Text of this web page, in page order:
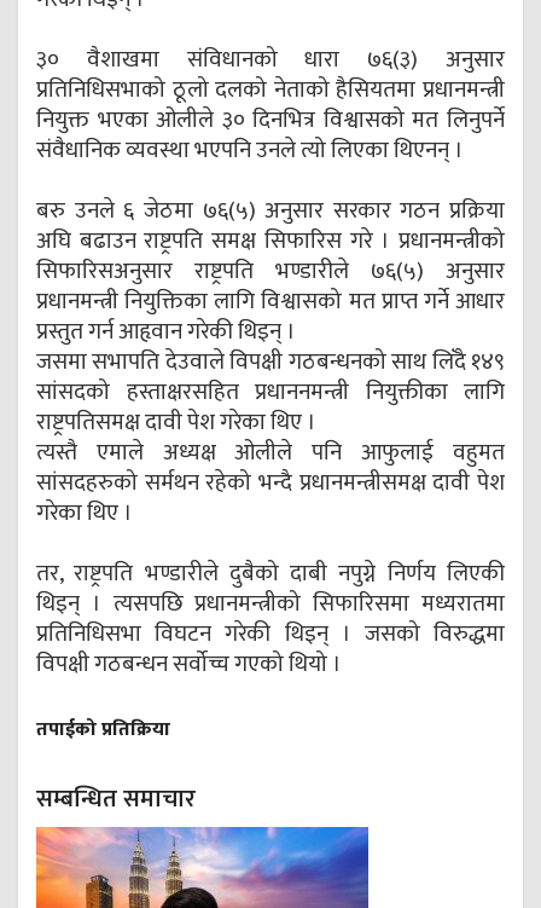
३० वैशाखमा संविधानको धारा ७६(३) अनुसार
प्रतिनिधिसभाको ठूलो दलको नेताको हैसियतमा प्रधानमन्त्री
नियुक्त भएका ओलीले ३० दिनभित्र विश्वासको मत लिनुपर्ने
संवैधानिक व्यवस्था भएपनि उनले त्यो लिएका थिएनन् ।
बरु उनले ६ जेठमा ७६(५) अनुसार सरकार गठन प्रक्रिया
अघि बढाउन राष्ट्रपति समक्ष सिफारिस गरे । प्रधानमन्त्रीको
सिफारिसअनुसार राष्ट्रपति भण्डारीले ७६(५) अनुसार
प्रधानमन्त्री नियुक्तिका लागि विश्वासको मत प्राप्त गर्ने आधार
प्रस्तुत गर्न आहृवान गरेकी थिइन् ।
जसमा सभापति देउवाले विपक्षी गठबन्धनको साथ लिँदै १४९
सांसदको हस्ताक्षरसहित प्रधाननमन्त्री नियुक्तीका लागि
राष्ट्रपतिसमक्ष दावी पेश गरेका थिए ।
त्यस्तै एमाले अध्यक्ष ओलीले पनि आफुलाई वहुमत
सांसदहरुको सर्मथन रहेको भन्दै प्रधानमन्त्रीसमक्ष दावी पेश
गरेका थिए ।
तर, राष्ट्रपति भण्डारीले दुबैको दाबी नपुग्ने निर्णय लिएकी
थिइन् । त्यसपछि प्रधानमन्त्रीको सिफारिसमा मध्यरातमा
प्रतिनिधिसभा विघटन गरेकी थिइन् । जसको विरुद्धमा
विपक्षी गठबन्धन सर्वोच्च गएको थियो ।
तपाईको प्रतिक्रिया
सम्बन्धित समाचार